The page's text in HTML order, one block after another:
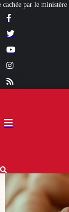
Gauche et liberté